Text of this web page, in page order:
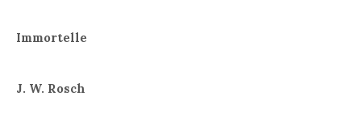
Immortelle
J. W. Rosch